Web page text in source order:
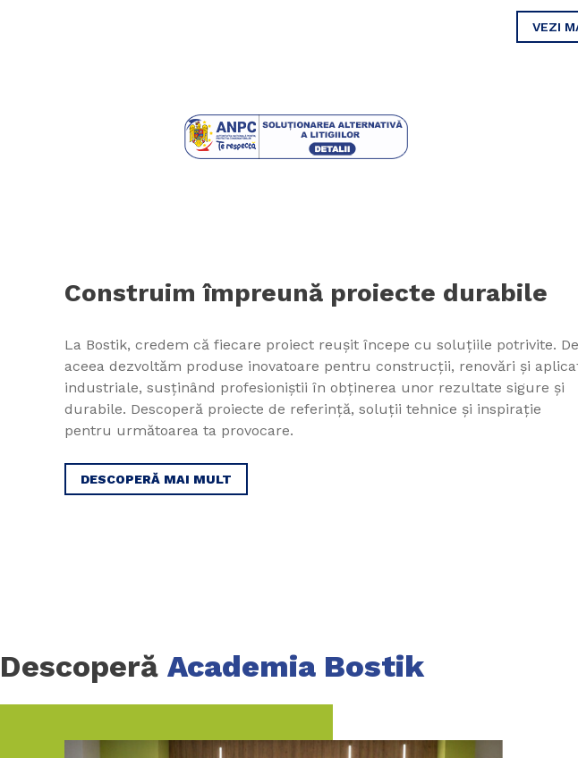
VEZI
Construim împreună proiecte durabile
La Bostik, credem că fiecare proiect reușit începe cu soluțiile potrivite. De
aceea dezvoltăm produse inovatoare pentru construcții, renovări și
industriale, susținând profesioniștii în obținerea unor rezultate sigure și
durabile. Descoperă proiecte de referință, soluții tehnice și inspirație
pentru următoarea ta provocare.
DESCOPERĂ MAI MULT
Descoperă Academia Bostik